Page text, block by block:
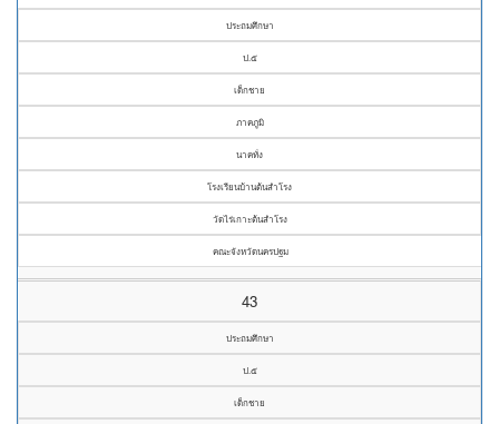
ประถมศึกษา
ป.๕
เด็กชาย
ภาคภูมิ
นาคทั่ง
โรงเรียนบ้านต้นสำโรง
วัดไร่เกาะต้นสำโรง
คณะจังหวัดนครปฐม
43
ประถมศึกษา
ป.๕
เด็กชาย